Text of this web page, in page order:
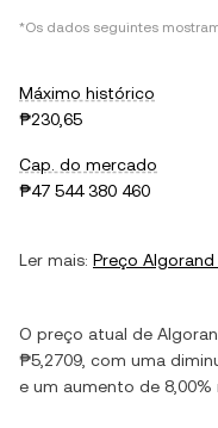
*Os dados seguintes
Máximo histórico
₱230,65
Cap. do mercado
₱47 544 380 460
Ler mais: Preço Algorand
O preço atual de
₱5,2709 , com uma
e um aumento de 8,00%